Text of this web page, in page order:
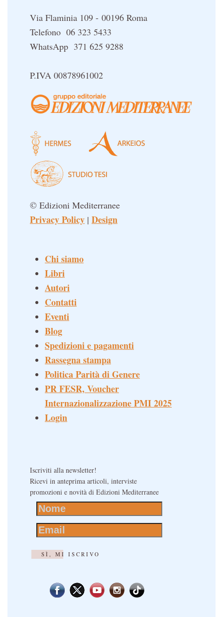
Via Flaminia 109 - 00196 Roma
Telefono 06 323 5433
WhatsApp 371 625 9288
P.IVA 00878961002
© Edizioni Mediterranee
Privacy Policy | Design
Chi siamo
Libri
Autori
Contatti
Eventi
Blog
Spedizioni e pagamenti
Rassegna stampa
Politica Parità di Genere
PR FESR, Voucher
Internazionalizzazione PMI 2025
Login
Iscriviti alla newsletter!
Ricevi in anteprima articoli, interviste
promozioni e novità di Edizioni Mediterranee
SÌ, MI ISCRIVO